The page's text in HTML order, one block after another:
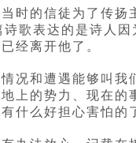
时的信徒为了传
歌表达的是诗人
经离开他了。
况和遭遇能够叫我
上的势力、现在
什么好担心害怕的